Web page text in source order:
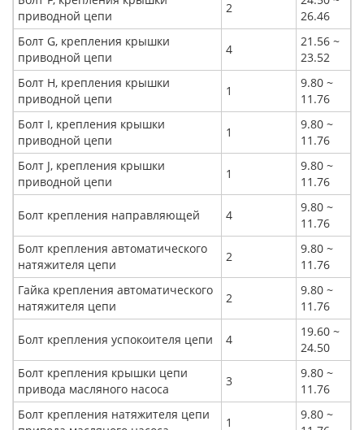
приводной цепи
2
26.46
Болт G, крепления крышки
приводной цепи
4
21.56 ~
23.52
Болт H, крепления крышки
приводной цепи
1
9.80 ~
11.76
Болт I, крепления крышки
приводной цепи
1
9.80 ~
11.76
Болт J, крепления крышки
приводной цепи
1
9.80 ~
11.76
Болт крепления направляющей 4
9.80 ~
11.76
Болт крепления автоматического
натяжителя цепи
2
9.80 ~
11.76
Гайка крепления автоматического
натяжителя цепи
2
9.80 ~
11.76
Болт крепления успокоителя цепи 4
19.60 ~
24.50
Болт крепления крышки цепи
привода масляного насоса
3
9.80 ~
11.76
Болт крепления натяжителя цепи
1
9.80 ~